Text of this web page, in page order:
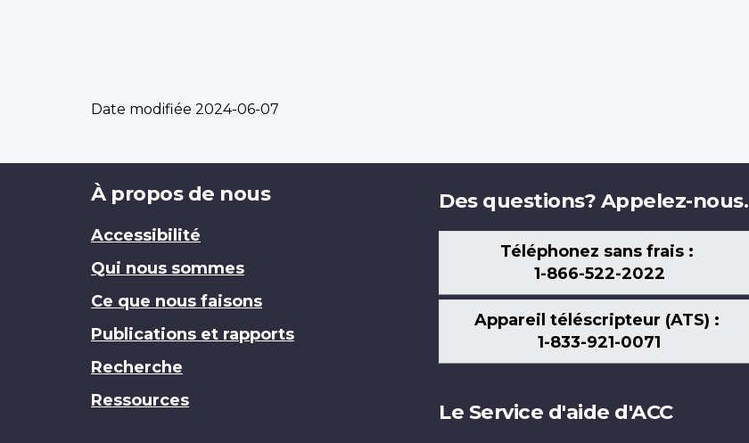
Date modifiée 2024-06-07
Brand
À propos de nous
Accessibilité
Qui nous sommes
Ce que nous faisons
Publications et rapports
Recherche
Ressources
Des questions? Appelez-nous.
Téléphonez sans frais :
1-866-522-2022
Appareil téléscripteur (ATS) :
1-833-921-0071
Le Service d'aide d'ACC